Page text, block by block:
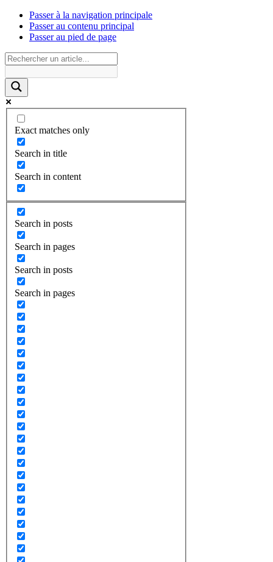
Passer à la navigation principale
Passer au contenu principal
Passer au pied de page
Exact matches only
Search in title
Search in content
Search in posts
Search in pages
Search in posts
Search in pages